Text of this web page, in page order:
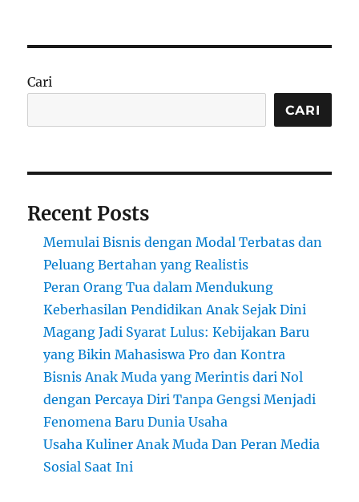
dari
dengan
Tanpa
Baru
Cari
CARI
Recent Posts
Memulai Bisnis dengan Modal Terbatas dan
Peluang Bertahan yang Realistis
Peran Orang Tua dalam Mendukung
Keberhasilan Pendidikan Anak Sejak Dini
Magang Jadi Syarat Lulus: Kebijakan Baru
yang Bikin Mahasiswa Pro dan Kontra
Bisnis Anak Muda yang Merintis dari Nol
dengan Percaya Diri Tanpa Gengsi Menjadi
Fenomena Baru Dunia Usaha
Usaha Kuliner Anak Muda Dan Peran Media
Sosial Saat Ini